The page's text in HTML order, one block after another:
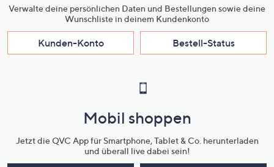
Verwalte deine persönlichen Daten und Bestellungen sowie deine
Wunschliste in deinem Kundenkonto
Kunden-Konto Bestell-Status
Mobil shoppen
Jetzt die QVC App für Smartphone, Tablet & Co. herunterladen
und überall live dabei sein!